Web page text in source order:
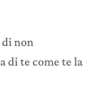
di non
di te come te la